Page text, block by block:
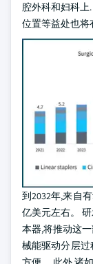
腔外科和妇科
位置等益处也将
到2032年,来自
亿美元左右。
本器,将推动这
械能驱动分层